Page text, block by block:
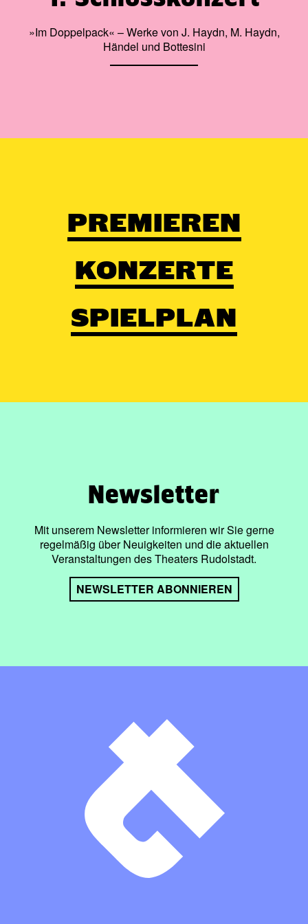
»Im Doppelpack« – Werke von J. Haydn, M. Haydn,
Händel und Bottesini
PREMIEREN
KONZERTE
SPIELPLAN
Newsletter
Mit unserem Newsletter informieren wir Sie gerne
regelmäßig über Neuigkeiten und die aktuellen
Veranstaltungen des Theaters Rudolstadt.
NEWSLETTER ABONNIEREN